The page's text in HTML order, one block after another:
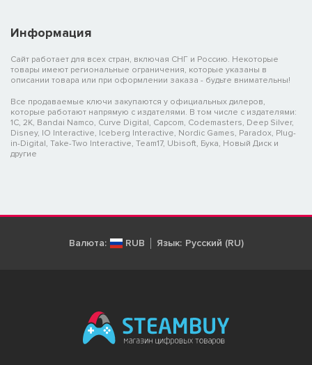
Информация
Сайт работает для всех стран, включая СНГ и Россию. Некоторые
товары имеют региональные ограничения, которые указаны в
описании товара или при оформлении заказа - будьте внимательны!
Все продаваемые ключи закупаются у официальных дилеров,
которые работают напрямую с издателями. В том числе с издателями:
1C, 2K, Bandai Namco, Curve Digital, Capcom, Codemasters, Deep Silver,
Disney, IO Interactive, Iceberg Interactive, Nordic Games, Paradox, Plug-
in-Digital, Take-Two Interactive, Team17, Ubisoft, Бука, Новый Диск и
другие
Валюта: RUB Язык: Русский (RU)